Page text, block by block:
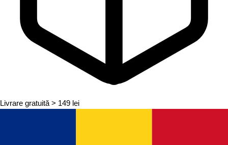
Livrare gratuită > 149 lei